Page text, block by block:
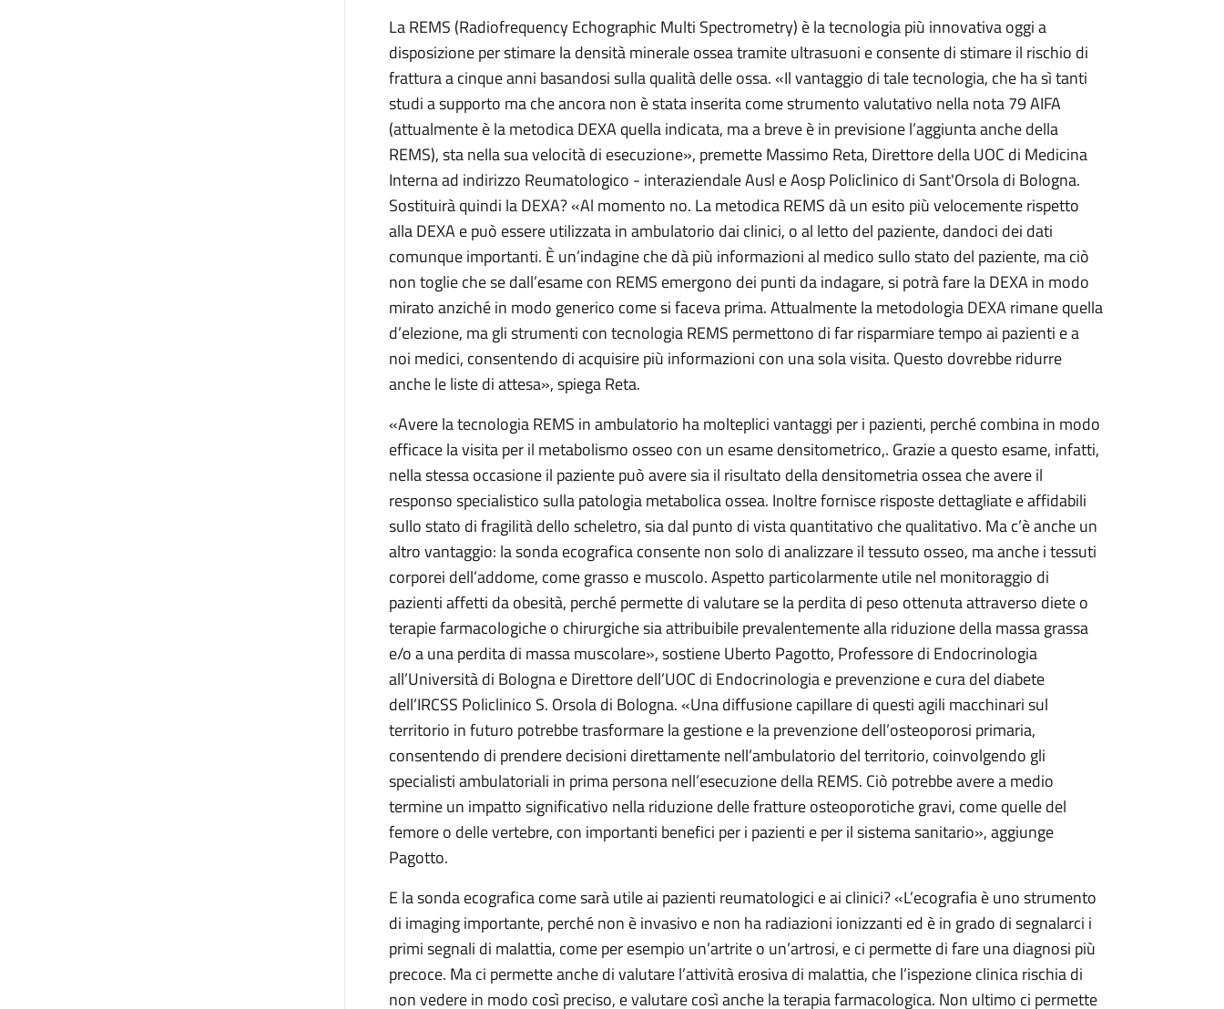
La REMS (Radiofrequency Echographic Multi Spectrometry) è la tecnologia più innovativa oggi a
disposizione per stimare la densità minerale ossea tramite ultrasuoni e consente di stimare il rischio di
frattura a cinque anni basandosi sulla qualità delle ossa. «Il vantaggio di tale tecnologia, che ha sì tanti
studi a supporto ma che ancora non è stata inserita come strumento valutativo nella nota 79 AIFA
(attualmente è la metodica DEXA quella indicata, ma a breve è in previsione l’aggiunta anche della
REMS), sta nella sua velocità di esecuzione», premette Massimo Reta, Direttore della UOC di Medicina
Interna ad indirizzo Reumatologico - interaziendale Ausl e Aosp Policlinico di Sant'Orsola di Bologna.
Sostituirà quindi la DEXA? «Al momento no. La metodica REMS dà un esito più velocemente rispetto
alla DEXA e può essere utilizzata in ambulatorio dai clinici, o al letto del paziente, dandoci dei dati
comunque importanti. È un’indagine che dà più informazioni al medico sullo stato del paziente, ma ciò
non toglie che se dall’esame con REMS emergono dei punti da indagare, si potrà fare la DEXA in modo
mirato anziché in modo generico come si faceva prima. Attualmente la metodologia DEXA rimane quella
d’elezione, ma gli strumenti con tecnologia REMS permettono di far risparmiare tempo ai pazienti e a
noi medici, consentendo di acquisire più informazioni con una sola visita. Questo dovrebbe ridurre
anche le liste di attesa», spiega Reta.
«Avere la tecnologia REMS in ambulatorio ha molteplici vantaggi per i pazienti, perché combina in modo
efficace la visita per il metabolismo osseo con un esame densitometrico,. Grazie a questo esame, infatti,
nella stessa occasione il paziente può avere sia il risultato della densitometria ossea che avere il
responso specialistico sulla patologia metabolica ossea. Inoltre fornisce risposte dettagliate e affidabili
sullo stato di fragilità dello scheletro, sia dal punto di vista quantitativo che qualitativo. Ma c’è anche un
altro vantaggio: la sonda ecografica consente non solo di analizzare il tessuto osseo, ma anche i tessuti
corporei dell’addome, come grasso e muscolo. Aspetto particolarmente utile nel monitoraggio di
pazienti affetti da obesità, perché permette di valutare se la perdita di peso ottenuta attraverso diete o
terapie farmacologiche o chirurgiche sia attribuibile prevalentemente alla riduzione della massa grassa
e/o a una perdita di massa muscolare», sostiene Uberto Pagotto, Professore di Endocrinologia
all’Università di Bologna e Direttore dell’UOC di Endocrinologia e prevenzione e cura del diabete
dell’IRCSS Policlinico S. Orsola di Bologna. «Una diffusione capillare di questi agili macchinari sul
territorio in futuro potrebbe trasformare la gestione e la prevenzione dell’osteoporosi primaria,
consentendo di prendere decisioni direttamente nell’ambulatorio del territorio, coinvolgendo gli
specialisti ambulatoriali in prima persona nell’esecuzione della REMS. Ciò potrebbe avere a medio
termine un impatto significativo nella riduzione delle fratture osteoporotiche gravi, come quelle del
femore o delle vertebre, con importanti benefici per i pazienti e per il sistema sanitario», aggiunge
Pagotto.
E la sonda ecografica come sarà utile ai pazienti reumatologici e ai clinici? «L’ecografia è uno strumento
di imaging importante, perché non è invasivo e non ha radiazioni ionizzanti ed è in grado di segnalarci i
primi segnali di malattia, come per esempio un’artrite o un’artrosi, e ci permette di fare una diagnosi più
precoce. Ma ci permette anche di valutare l’attività erosiva di malattia, che l’ispezione clinica rischia di
non vedere in modo così preciso, e valutare così anche la terapia farmacologica. Non ultimo ci permette